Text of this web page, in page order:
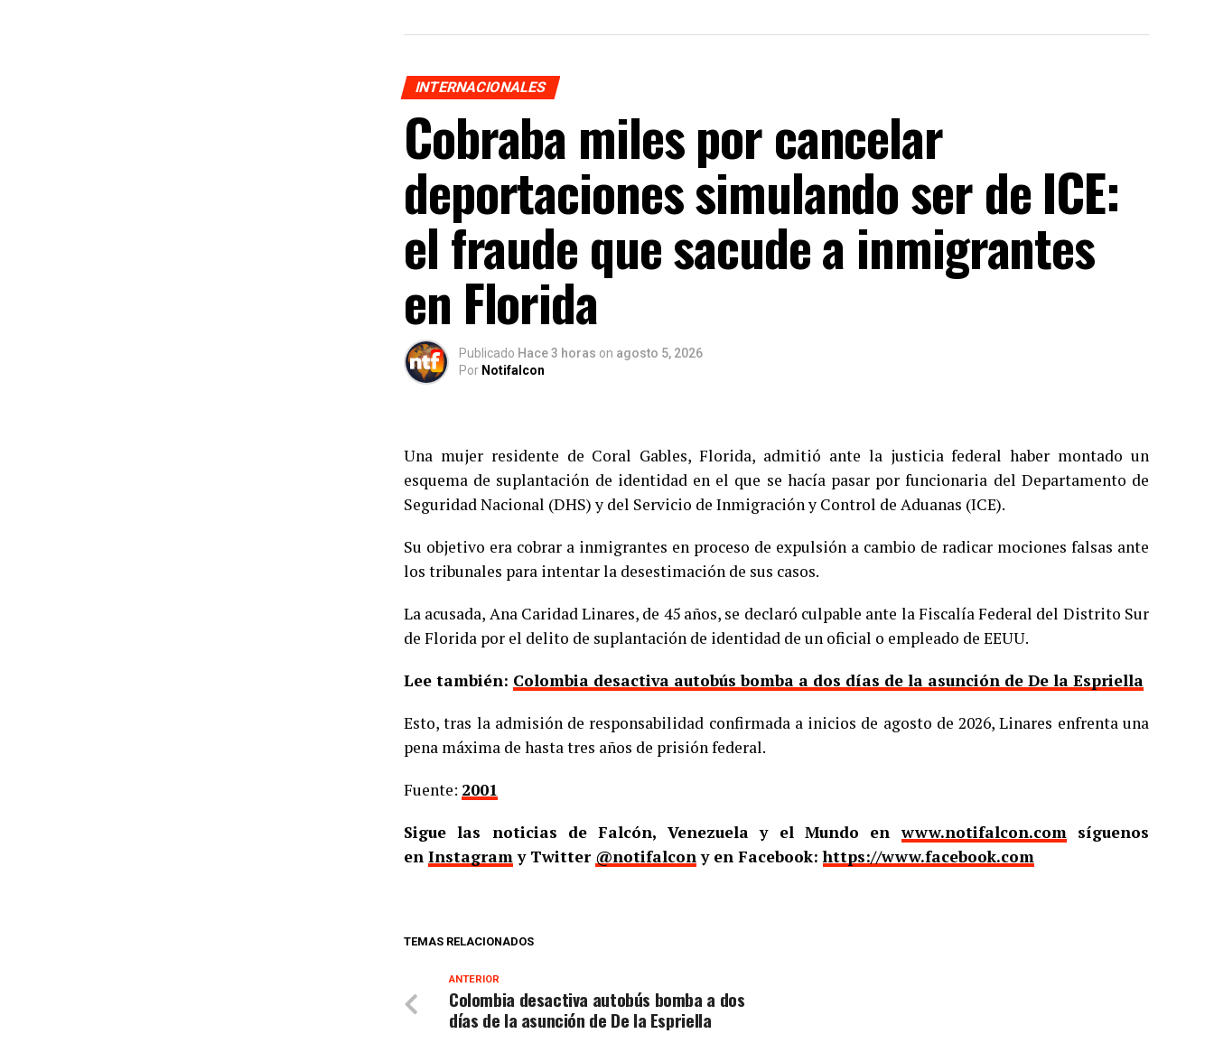
INTERNACIONALES
Cobraba miles por cancelar
deportaciones simulando ser de ICE:
el fraude que sacude a inmigrantes
en Florida
Publicado Hace 3 horas on agosto 5, 2026
Por Notifalcon
Una mujer residente de Coral Gables, Florida, admitió ante la justicia federal haber montado un
esquema de suplantación de identidad en el que se hacía pasar por funcionaria del Departamento de
Seguridad Nacional (DHS) y del Servicio de Inmigración y Control de Aduanas (ICE).
Su objetivo era cobrar a inmigrantes en proceso de expulsión a cambio de radicar mociones falsas ante
los tribunales para intentar la desestimación de sus casos.
La acusada, Ana Caridad Linares, de 45 años, se declaró culpable ante la Fiscalía Federal del Distrito Sur
de Florida por el delito de suplantación de identidad de un oficial o empleado de EEUU.
Lee también: Colombia desactiva autobús bomba a dos días de la asunción de De la Espriella
Esto, tras la admisión de responsabilidad confirmada a inicios de agosto de 2026, Linares enfrenta una
pena máxima de hasta tres años de prisión federal.
Fuente: 2001
Sigue las noticias de Falcón, Venezuela y el Mundo enwww.notifalcon.comsíguenos
en Instagramy Twitter @notifalcony en Facebook:https://www.facebook.com
TEMAS RELACIONADOS
ANTERIOR
Colombia desactiva autobús bomba a dos
días de la asunción de De la Espriella